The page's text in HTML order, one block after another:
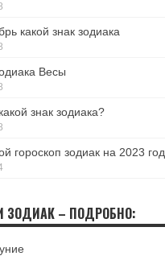
какой знак зодиака
Весы
знак зодиака?
гороскоп зодиак на 2023 год.
ЗОДИАК – ПОДРОБНО: